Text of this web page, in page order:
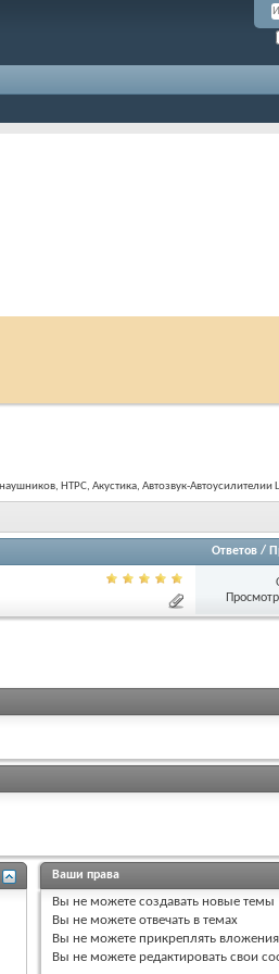
HTPC, Акустика, Автозвук-Автоусилителии
Ответов /
Ваши права
Вы не можете создавать новые темы
Вы не можете отвечать в темах
Вы не можете прикреплять вложения
Вы не можете редактировать свои